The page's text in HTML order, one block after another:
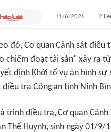
11/6/2026 2
đó, Cơ quan Cảnh sát điều
chiếm đoạt tài sản" xảy ra
định Khởi tố vụ án hình sự
điều tra Công an tỉnh Ninh
trình điều tra, Cơ quan
Thế Huynh, sinh ngày 01/